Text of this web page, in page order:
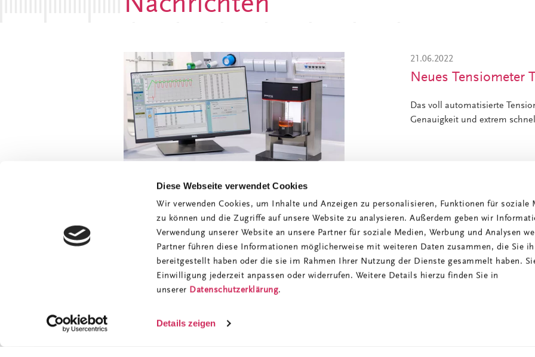
Diese Webseite verwendet Cookies
Wir verwenden Cookies, um Inhalte und Anzeigen zu personalisieren, Funktionen für soziale
zu können und die Zugriffe auf unsere Website zu analysieren. Außerdem geben wir
Verwendung unserer Website an unsere Partner für soziale Medien, Werbung und Analysen
Partner führen diese Informationen möglicherweise mit weiteren Daten zusammen, die Sie
bereitgestellt haben oder die sie im Rahmen Ihrer Nutzung der Dienste gesammelt haben.
Einwilligung jederzeit anpassen oder widerrufen. Weitere Details hierzu finden Sie in
unserer Datenschutzerklärung.
Details zeigen
21.06.2022
Neues Tensiometer
Das voll automatisierte
Genauigkeit und extrem